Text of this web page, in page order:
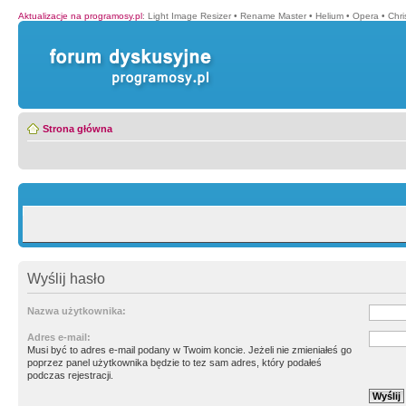
Aktualizacje na programosy.pl: Light Image Resizer • Rename Master • Helium • Opera •
Strona główna
Wyślij hasło
Nazwa użytkownika:
Adres e-mail:
Musi być to adres e-mail podany w Twoim koncie. Jeżeli nie zmieniałeś go
poprzez panel użytkownika będzie to tez sam adres, który podałeś
podczas rejestracji.